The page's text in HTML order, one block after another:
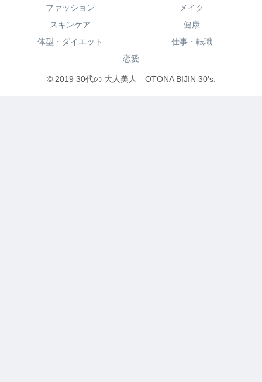
ファッション
メイク
スキンケア
健康
体型・ダイエット
仕事・転職
恋愛
© 2019 30代の 大人美人 OTONA BIJIN 30's.